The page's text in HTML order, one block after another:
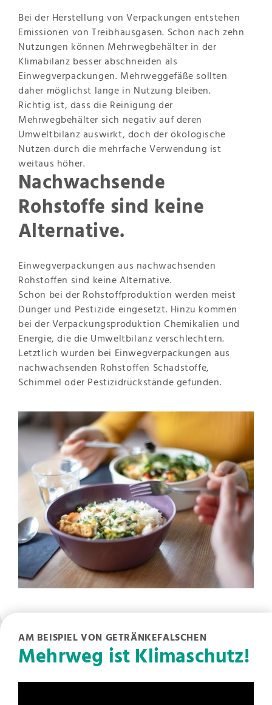
Bei der Herstellung von Verpackungen entstehen
Emissionen von Treibhausgasen. Schon nach zehn
Nutzungen können Mehrwegbehälter in der
Klimabilanz besser abschneiden als
Einwegverpackungen. Mehrweggefäße sollten
daher möglichst lange in Nutzung bleiben.
Richtig ist, dass die Reinigung der
Mehrwegbehälter sich negativ auf deren
Umweltbilanz auswirkt, doch der ökologische
Nutzen durch die mehrfache Verwendung ist
weitaus höher.
Nachwachsende
Rohstoffe sind keine
Alternative.
Einwegverpackungen aus nachwachsenden
Rohstoffen sind keine Alternative.
Schon bei der Rohstoffproduktion werden meist
Dünger und Pestizide eingesetzt. Hinzu kommen
bei der Verpackungsproduktion Chemikalien und
Energie, die die Umweltbilanz verschlechtern.
Letztlich wurden bei Einwegverpackungen aus
nachwachsenden Rohstoffen Schadstoffe,
Schimmel oder Pestizidrückstände gefunden.
AM BEISPIEL VON GETRÄNKEFALSCHEN
Mehrweg ist Klimaschutz!